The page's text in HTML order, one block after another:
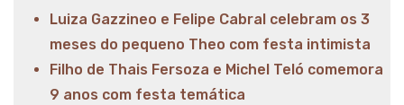
Luiza Gazzineo e Felipe Cabral celebram os 3
meses do pequeno Theo com festa intimista
Filho de Thais Fersoza e Michel Teló comemora
9 anos com festa temática